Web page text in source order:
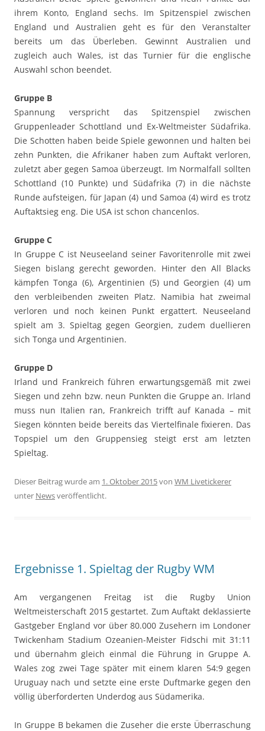
ihrem Konto, England sechs. Im Spitzenspiel zwischen
England und Australien geht es für den Veranstalter
bereits um das Überleben. Gewinnt Australien und
zugleich auch Wales, ist das Turnier für die englische
Auswahl schon beendet.
Gruppe B
Spannung verspricht das Spitzenspiel zwischen
Gruppenleader Schottland und Ex-Weltmeister Südafrika.
Die Schotten haben beide Spiele gewonnen und halten bei
zehn Punkten, die Afrikaner haben zum Auftakt verloren,
zuletzt aber gegen Samoa überzeugt. Im Normalfall sollten
Schottland (10 Punkte) und Südafrika (7) in die nächste
Runde aufsteigen, für Japan (4) und Samoa (4) wird es trotz
Auftaktsieg eng. Die USA ist schon chancenlos.
Gruppe C
In Gruppe C ist Neuseeland seiner Favoritenrolle mit zwei
Siegen bislang gerecht geworden. Hinter den All Blacks
kämpfen Tonga (6), Argentinien (5) und Georgien (4) um
den verbleibenden zweiten Platz. Namibia hat zweimal
verloren und noch keinen Punkt ergattert. Neuseeland
spielt am 3. Spieltag gegen Georgien, zudem duellieren
sich Tonga und Argentinien.
Gruppe D
Irland und Frankreich führen erwartungsgemäß mit zwei
Siegen und zehn bzw. neun Punkten die Gruppe an. Irland
muss nun Italien ran, Frankreich trifft auf Kanada – mit
Siegen könnten beide bereits das Viertelfinale fixieren. Das
Topspiel um den Gruppensieg steigt erst am letzten
Spieltag.
Dieser Beitrag wurde am 1. Oktober 2015von WM Livetickerer
unter Newsveröffentlicht.
Ergebnisse 1. Spieltag der Rugby WM
Am vergangenen Freitag ist die Rugby Union
Weltmeisterschaft 2015 gestartet. Zum Auftakt deklassierte
Gastgeber England vor über 80.000 Zusehern im Londoner
Twickenham Stadium Ozeanien-Meister Fidschi mit 31:11
und übernahm gleich einmal die Führung in Gruppe A.
Wales zog zwei Tage später mit einem klaren 54:9 gegen
Uruguay nach und setzte eine erste Duftmarke gegen den
völlig überforderten Underdog aus Südamerika.
In Gruppe B bekamen die Zuseher die erste Überraschung